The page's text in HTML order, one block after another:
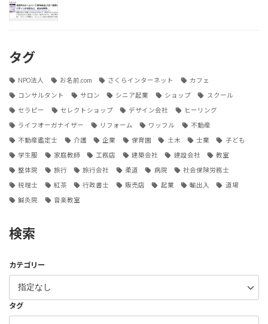
タグ
NPO法人 お名前.com さくらインターネット カフェ
コンサルタント サロン シニア起業 ショップ スクール
セラピー セレクトショップ デザイン会社 ヒーリング
ライフオーガナイザー リフォーム ワッフル 不動産
不動産鑑定士 介護 企業 保育園 土木 士業 子ども
学生服 家庭教師 工務店 建築会社 建設会社 教室
整体院 旅行 旅行会社 柔道 病院 社会保険労務士
税理士 紅茶 行政書士 販売店 起業 輸出入 道場
鍼灸院 音楽教室
検索
カテゴリー
タグ